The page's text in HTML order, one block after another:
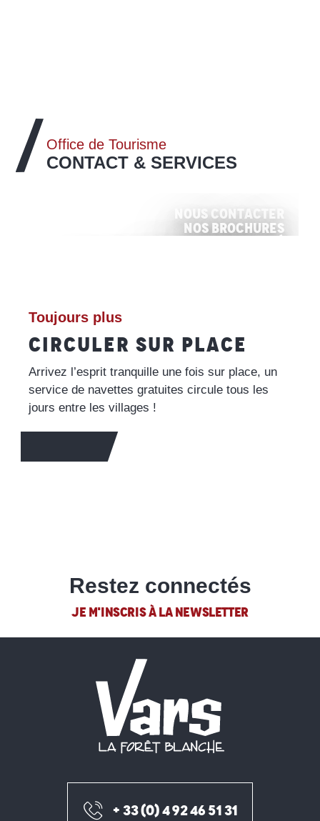
Office de Tourisme
CONTACT & SERVICES
Nous contacter
Nos Brochures
Toujours plus
CIRCULER SUR PLACE
Arrivez l’esprit tranquille une fois sur place, un
service de navettes gratuites circule tous les
jours entre les villages !
Restez connectés
JE M'INSCRIS À LA NEWSLETTER
+ 33 (0) 4 92 46 51 31